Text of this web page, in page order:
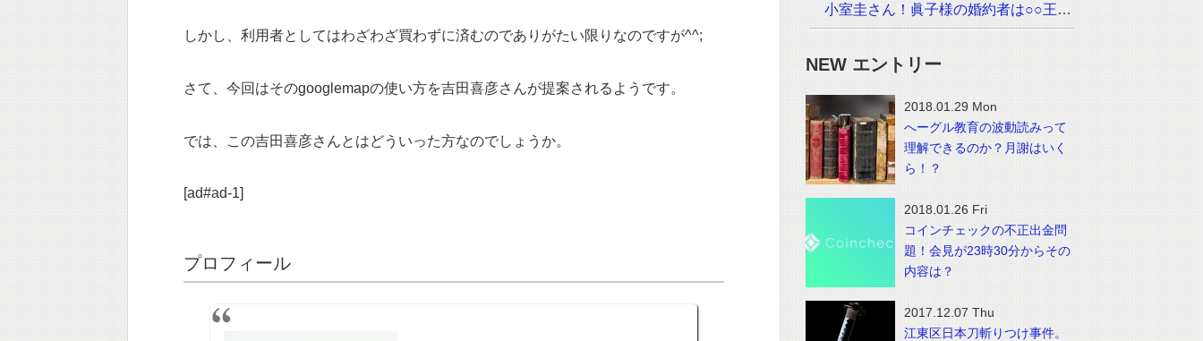
しかし、利用者としてはわざわざ買わずに済むのでありがたい限りなのですが^^;
さて、今回はそのgooglemapの使い方を吉田喜彦さんが提案されるようです。
では、この吉田喜彦さんとはどういった方なのでしょうか。
[ad#ad-1]
プロフィール
小室圭さん！眞子様の婚約者は○○王子でイケメン！？画像は？
NEW エントリー
2018.01.29 Mon
へーグル教育の波動読みって
理解できるのか？月謝はいく
ら！？
2018.01.26 Fri
コインチェックの不正出金問
題！会見が23時30分からその
内容は？
2017.12.07 Thu
江東区日本刀斬りつけ事件。